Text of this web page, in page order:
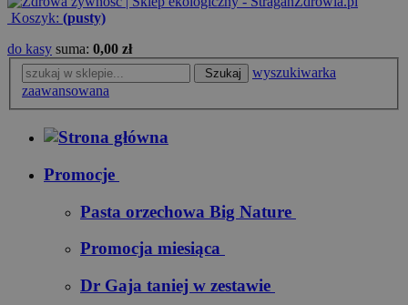
Koszyk: (pusty)
do kasy suma: 0,00 zł
Szukaj
wyszukiwarka
zaawansowana
Promocje
Pasta orzechowa Big Nature
Promocja miesiąca
Dr Gaja taniej w zestawie